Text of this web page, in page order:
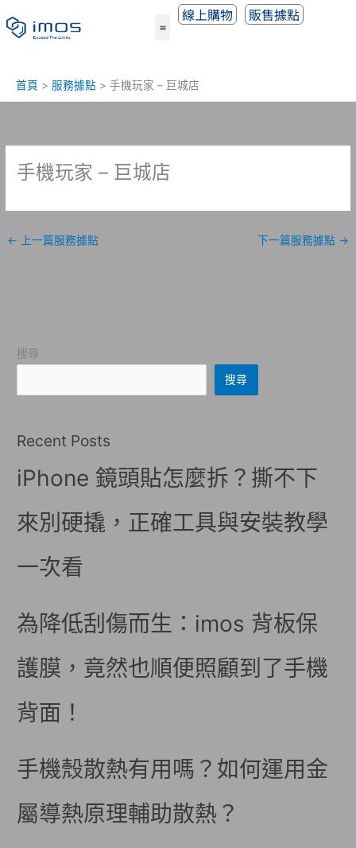
至
線上購物 販售據點
首頁 服務據點 手機玩家 – 巨城店
手機玩家 – 巨城店
← 上一篇服務據點 下一篇服務據點 →
搜尋
搜尋
Recent Posts
iPhone 鏡頭貼怎麼拆？撕不下
來別硬撬，正確工具與安裝教學
一次看
為降低刮傷而生：imos 背板保
護膜，竟然也順便照顧到了手機
背面！
手機殼散熱有用嗎？如何運用金
屬導熱原理輔助散熱？